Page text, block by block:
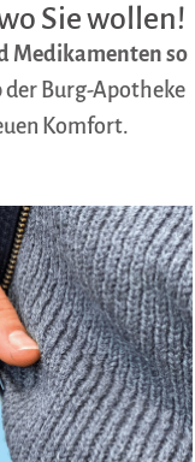
Präzision,
drei
und
wird auf
die
der
gegenseitig in ihrer
sprechen wir
die strengen
und je nach
werden.
Sie wollen!
Medikamenten so
der Burg-Apotheke
Komfort.